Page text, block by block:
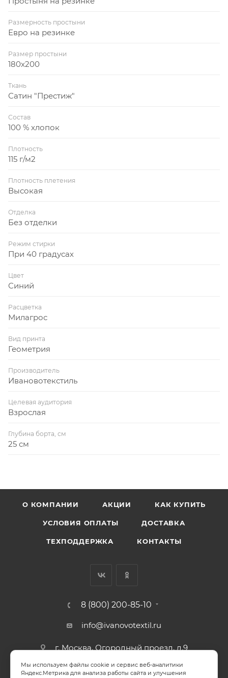
Размерность простыни
Евро на резинке
Размер простыни
180x200
Ткань
Сатин "Престиж"
Состав
100 % хлопок
Плотность
115 г/м2
Плотность плетения
Высокая
Отделка
Без отделки
Режим стирки
При 40 градусах
Цвет
Синий
Расцветка
Милагрос
Вид принта
Геометрия
Производитель
Ивановотекстиль
Целевая аудитория
Взрослая
Глубина борта, см
25 см
О КОМПАНИИ АКЦИИ КАК КУПИТЬ
УСЛОВИЯ ОПЛАТЫ ДОСТАВКА
ТЕХПОДДЕРЖКА КОНТАКТЫ
8 (800) 200-85-10
info@ivanovotextil.ru
г. Москва, Огородный проезд, д.9
СОГЛАСИЕ НА ОБРАБОТКУ ПЕРСОНАЛЬНЫХ ДАННЫХ
Мы используем файлы cookie и сервис веб-аналитики
Яндекс.Метрика для анализа работы сайта и улучшения